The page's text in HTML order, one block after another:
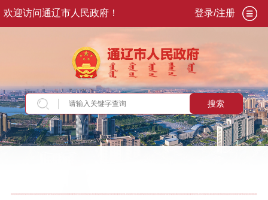
欢迎访问通辽市人民政府！ 登录/注册
搜索
当前位置：首页>政务公开>政府信息公开年报